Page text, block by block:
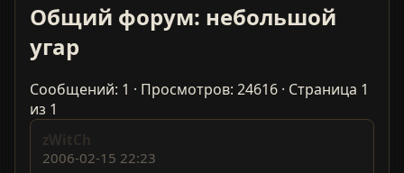
Общий форум: небольшой
угар
Сообщений: 1 · Просмотров: 24616 · Страница 1
из 1
zWitCh
2006-02-15 22:23